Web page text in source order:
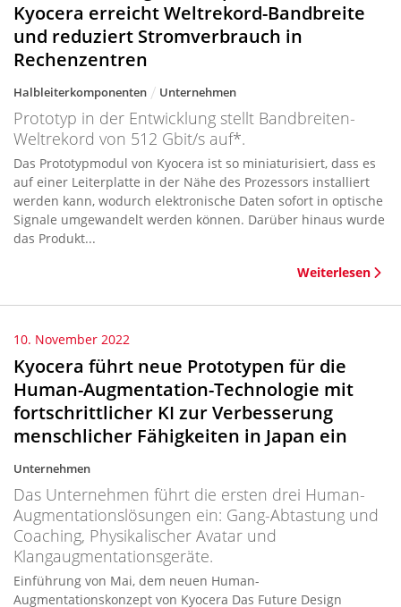
Kyocera erreicht Weltrekord-Bandbreite
und reduziert Stromverbrauch in
Rechenzentren
Halbleiterkomponenten Unternehmen
Prototyp in der Entwicklung stellt Bandbreiten-
Weltrekord von 512 Gbit/s auf*.
Das Prototypmodul von Kyocera ist so miniaturisiert, dass es
auf einer Leiterplatte in der Nähe des Prozessors installiert
werden kann, wodurch elektronische Daten sofort in optische
Signale umgewandelt werden können. Darüber hinaus wurde
das Produkt...
Weiterlesen
10. November 2022
Kyocera führt neue Prototypen für die
Human-Augmentation-Technologie mit
fortschrittlicher KI zur Verbesserung
menschlicher Fähigkeiten in Japan ein
Unternehmen
Das Unternehmen führt die ersten drei Human-
Augmentationslösungen ein: Gang-Abtastung und
Coaching, Physikalischer Avatar und
Klangaugmentationsgeräte.
Einführung von Mai, dem neuen Human-
Augmentationskonzept von Kyocera Das Future Design